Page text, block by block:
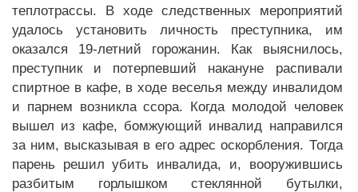
теплотрассы. В ходе следственных мероприятий
удалось установить личность преступника, им
оказался 19-летний горожанин. Как выяснилось,
преступник и потерпевший накануне распивали
спиртное в кафе, в ходе веселья между инвалидом
и парнем возникла ссора. Когда молодой человек
вышел из кафе, бомжующий инвалид направился
за ним, высказывая в его адрес оскорбления. Тогда
парень решил убить инвалида, и, вооружившись
разбитым горлышком стеклянной бутылки,